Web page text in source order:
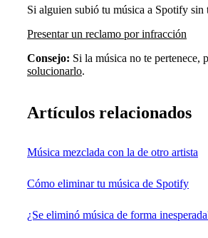
Si alguien subió tu música a Spotify sin
Presentar un reclamo por infracción
Consejo: Si la música no te pertenece,
solucionarlo.
Artículos relacionados
Música mezclada con la de otro artista
Cómo eliminar tu música de Spotify
¿Se eliminó música de forma